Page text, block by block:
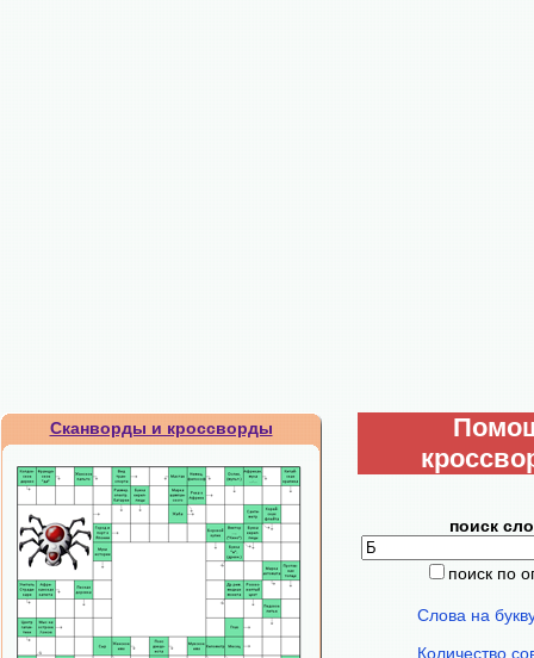
Сканворды и кроссворды
поиск
поиск по
Слова на
Количество